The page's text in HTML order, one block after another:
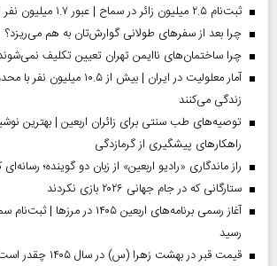
ثبت‌نام ۲.۵ میلیون زائر در سماح | عبور ۱.۷ میلیون نفر از مرز‌های اربعین
چرا بعد از سفرهای طولانی گوارش‌تان به هم می‌ریزد؟
چرا ساختمان‌های ناایمن تهران تعیین تکلیف
آمار معلولیت در ایران | بیش از
زندگی می‌کنند
توصیه‌های طب سنتی برای زائران اربعین | بهترین
راهکارهای پیشگیری از گرمازدگی
راز ماندگاری «رادیو اربعین» از زبان دو گوینده؛
ستارگانی که در جام جهانی ۲۰۲۶ بازی نکردند
رسید
قیمت قبر در بهشت